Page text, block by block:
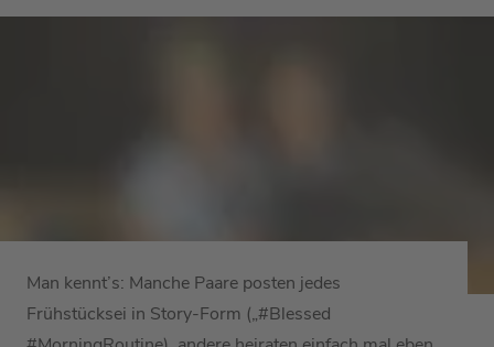
Man kennt’s: Manche Paare posten jedes
Frühstücksei in Story-Form („#Blessed